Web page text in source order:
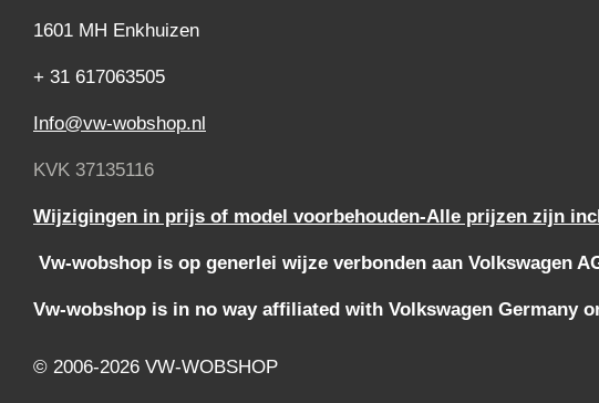
1601 MH Enkhuizen
+ 31 617063505
Info@vw-wobshop.nl
KVK 37135116
Wijzigingen in prijs of model voorbehouden-Alle prijzen zijn
Vw-wobshop is op generlei wijze verbonden aan Volkswagen
Vw-wobshop is in no way affiliated with Volkswagen Germany
© 2006-2026 VW-WOBSHOP